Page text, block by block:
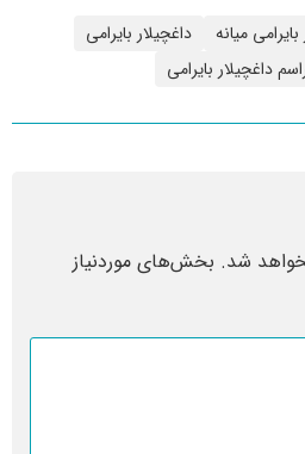
میانه
داغچیلار بایرامی
داغچیلار بایرامی
شد. بخش‌های موردنیاز